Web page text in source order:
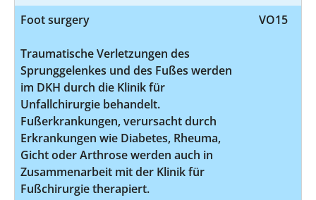
Foot surgery
Traumatische Verletzungen des
Sprunggelenkes und des Fußes werden
im DKH durch die Klinik für
Unfallchirurgie behandelt.
Fußerkrankungen, verursacht durch
Erkrankungen wie Diabetes, Rheuma,
Gicht oder Arthrose werden auch in
Zusammenarbeit mit der Klinik für
Fußchirurgie therapiert.
VO15